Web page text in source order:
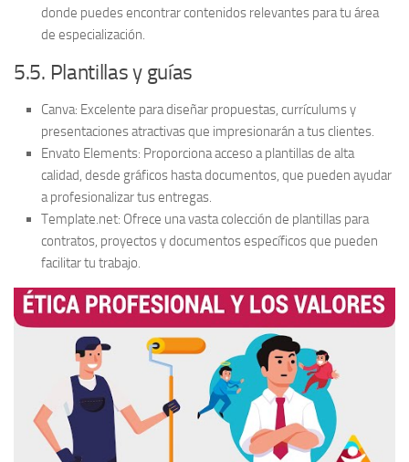
donde puedes encontrar contenidos relevantes para tu área
de especialización.
5.5. Plantillas y guías
Canva: Excelente para diseñar propuestas, currículums y
presentaciones atractivas que impresionarán a tus clientes.
Envato Elements: Proporciona acceso a plantillas de alta
calidad, desde gráficos hasta documentos, que pueden ayudar
a profesionalizar tus entregas.
Template.net: Ofrece una vasta colección de plantillas para
contratos, proyectos y documentos específicos que pueden
facilitar tu trabajo.